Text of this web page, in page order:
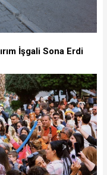
İşgali Sona Erdi